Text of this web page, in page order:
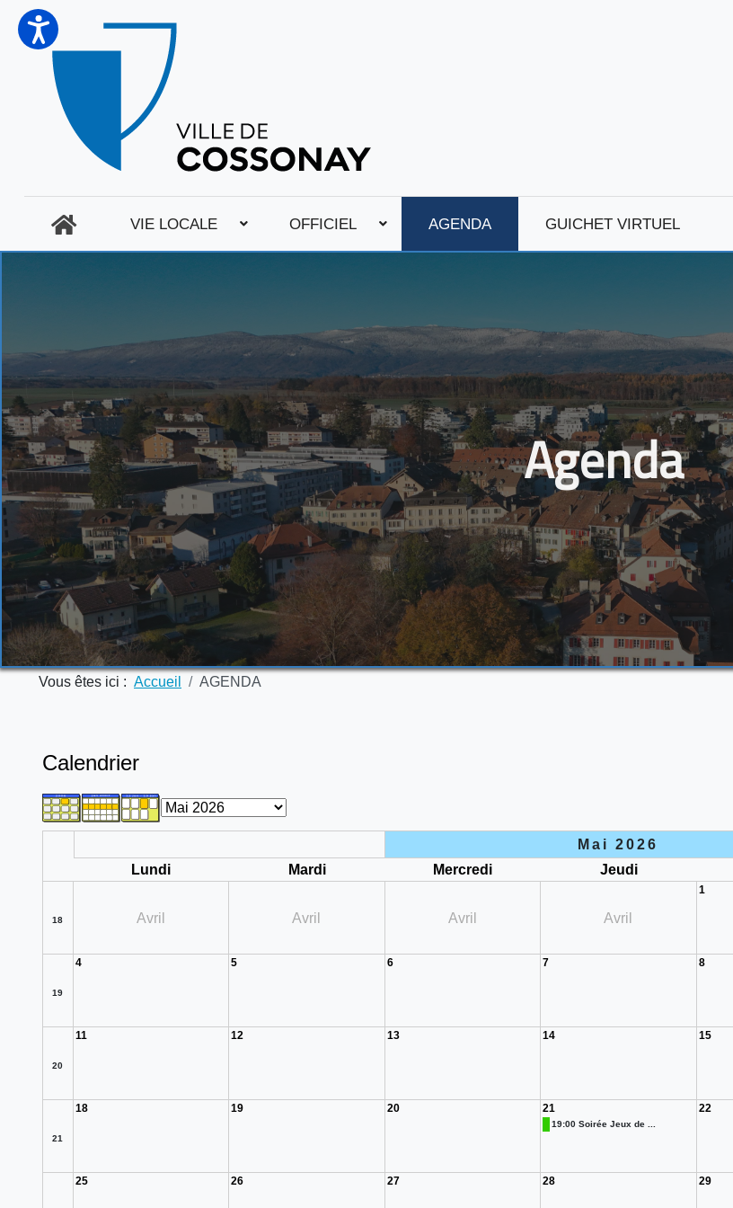
VIE LOCALE OFFICIEL AGENDA GUICHET VIRTUEL
Agenda
Vous êtes ici : Accueil AGENDA
Calendrier
Mai 2026
Lundi
Mardi Mercredi Jeudi
18 Avril Avril Avril Avril
1
19
4 5 6 7 8
20
11 12 13 14 15
21
18 19 20 21
19:00 Soirée Jeux de ...
22
25 26 27 28 29